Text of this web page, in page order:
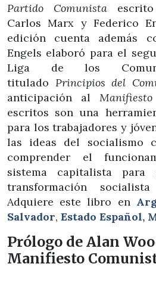
Partido Comunista
Carlos Marx y Federico
edición cuenta además
Engels elaboró para el
Liga de los
titulado Principios del
anticipación al
escritos son una
para los trabajadores y
las ideas del socialismo
comprender el
sistema capitalista
transformación
Adquiere este libro en
Salvador, Estado Español,
Prólogo de Alan
Manifiesto